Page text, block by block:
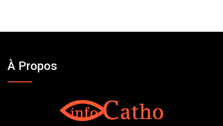
À Propos